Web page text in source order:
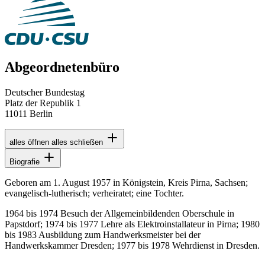
Abgeordnetenbüro
Deutscher Bundestag
Platz der Republik 1
11011 Berlin
alles öffnen alles schließen
Biografie
Geboren am 1. August 1957 in Königstein, Kreis Pirna, Sachsen;
evangelisch-lutherisch; verheiratet; eine Tochter.
1964 bis 1974 Besuch der Allgemeinbildenden Oberschule in
Papstdorf; 1974 bis 1977 Lehre als Elektroinstallateur in Pirna; 1980
bis 1983 Ausbildung zum Handwerksmeister bei der
Handwerkskammer Dresden; 1977 bis 1978 Wehrdienst in Dresden.